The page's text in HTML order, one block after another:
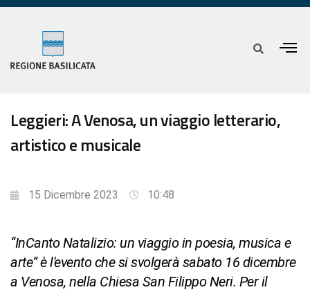
Leggieri: A Venosa, un viaggio letterario,
artistico e musicale
15 Dicembre 2023 10:48
“InCanto Natalizio: un viaggio in poesia, musica e
arte” è l'evento che si svolgerà sabato 16 dicembre
a Venosa, nella Chiesa San Filippo Neri. Per il